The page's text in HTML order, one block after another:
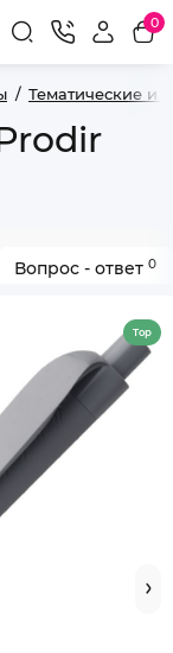
0
Тематические и
Вопрос - ответ 0
Top